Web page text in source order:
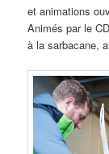
et animations
Animés par le
à la sarbacane,